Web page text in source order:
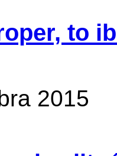
to
2015